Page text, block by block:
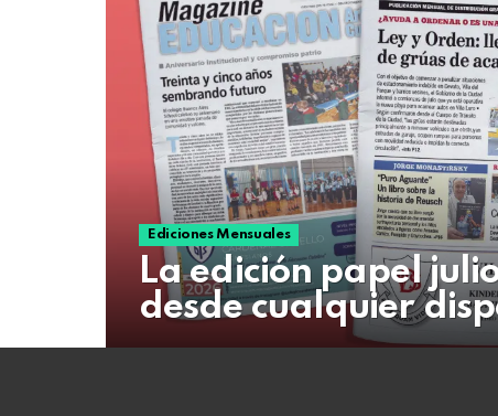
Ediciones Mensuales
La edición papel
desde cualquier
Villa
Devoto,
07
de
agosto
de
2026